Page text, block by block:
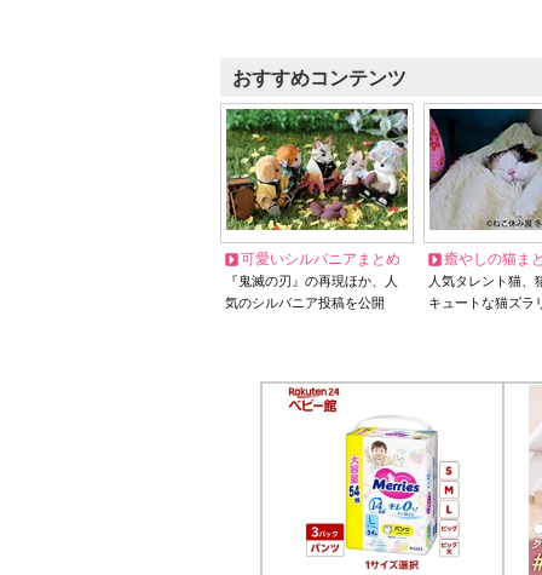
おすすめコンテンツ
可愛いシルバニアまとめ
『鬼滅の刃』の再現ほか、人
気のシルバニア投稿を公開
癒やしの猫ま
人気タレント猫
キュートな猫ズラ